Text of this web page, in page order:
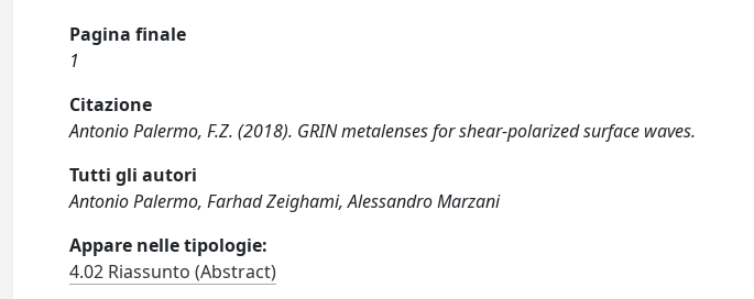
Pagina finale
1
Citazione
Antonio Palermo, F.Z. (2018). GRIN metalenses for shear-polarized surface waves.
Tutti gli autori
Antonio Palermo, Farhad Zeighami, Alessandro Marzani
Appare nelle tipologie:
4.02 Riassunto (Abstract)